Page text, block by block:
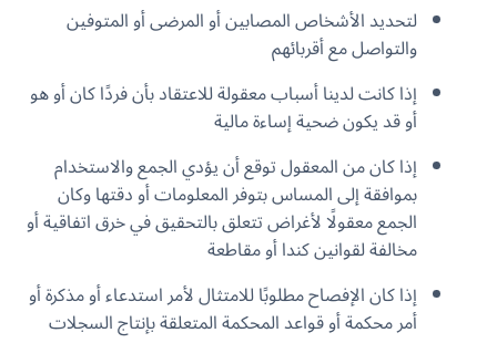
لتحديد الأشخاص المصابين أو المرضى أو المتوفين
والتواصل مع أقربائهم
إذا كانت لدينا أسباب معقولة للاعتقاد بأن فردًا كان أو هو
أو قد يكون ضحية إساءة مالية
إذا كان من المعقول توقع أن يؤدي الجمع والاستخدام
بموافقة إلى المساس بتوفر المعلومات أو دقتها وكان
الجمع معقولًا لأغراض تتعلق بالتحقيق في خرق اتفاقية أو
مخالفة لقوانين كندا أو مقاطعة
إذا كان الإفصاح مطلوبًا للامتثال لأمر استدعاء أو مذكرة أو
أمر محكمة أو قواعد المحكمة المتعلقة بإنتاج السجلات